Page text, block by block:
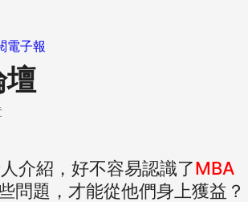
電子報
介紹，好不容易認識了MBA
問題，才能從他們身上獲益？